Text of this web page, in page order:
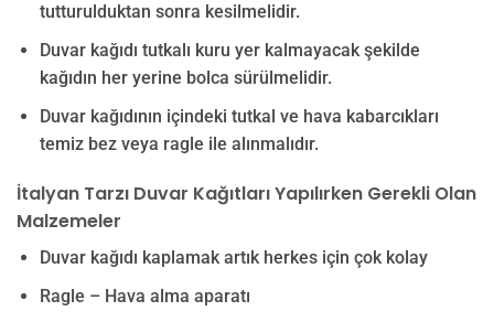
tutturulduktan sonra kesilmelidir.
Duvar kağıdı tutkalı kuru yer kalmayacak şekilde
kağıdın her yerine bolca sürülmelidir.
Duvar kağıdının içindeki tutkal ve hava kabarcıkları
temiz bez veya ragle ile alınmalıdır.
İtalyan Tarzı Duvar Kağıtları Yapılırken Gerekli Olan
Malzemeler
Duvar kağıdı kaplamak artık herkes için çok kolay
Ragle – Hava alma aparatı